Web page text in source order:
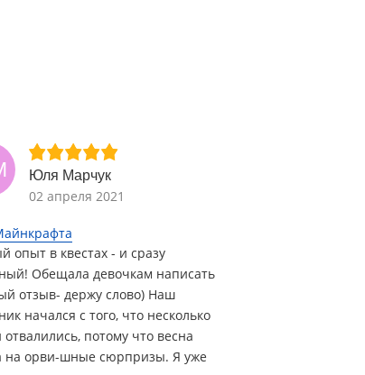
Юля Марчук
02 апреля 2021
опыт в квестах - и сразу
Обещала девочкам написать
отзыв- держу слово) Наш
начался с того, что несколько
отвалились, потому что весна
на орви-шные сюрпризы. Я уже